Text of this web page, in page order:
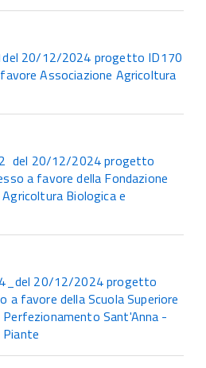
20/12/2024 progetto ID170
Associazione Agricoltura
del 20/12/2024 progetto
a favore della Fondazione
Biologica e
20/12/2024 progetto
a favore della Scuola Superiore
Sant'Anna -